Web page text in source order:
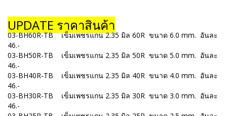
UPDATE ราคาสินค้า
03-BH60R-TB เข็มเพชรแกน 2.35 มิล 60R ขนาด 6.0 mm. อันละ
46.-
03-BH50R-TB เข็มเพชรแกน 2.35 มิล 50R ขนาด 5.0 mm. อันละ
46.-
03-BH40R-TB เข็มเพชรแกน 2.35 มิล 40R ขนาด 4.0 mm. อันละ
46.-
03-BH30R-TB เข็มเพชรแกน 2.35 มิล 30R ขนาด 3.0 mm. อันละ
46.-